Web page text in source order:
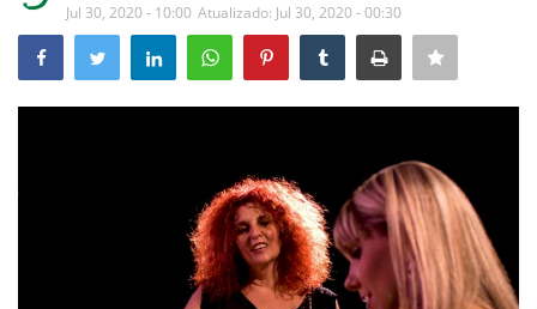
Desporto
Jul 30, 2020 - 10:00 Atualizado: Jul 30, 2020 - 00:30